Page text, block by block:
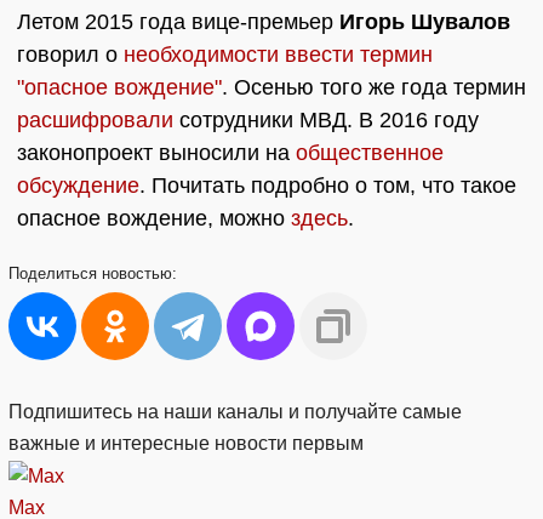
Летом 2015 года вице-премьер Игорь Шувалов
говорил о необходимости ввести термин
"опасное вождение". Осенью того же года термин
расшифровали сотрудники МВД. В 2016 году
законопроект выносили на общественное
обсуждение. Почитать подробно о том, что такое
опасное вождение, можно здесь.
Поделиться новостью:
Подпишитесь на наши каналы и получайте самые
важные и интересные новости первым
Max